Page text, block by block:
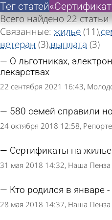
Тег статей
Всего найдено 22 статьи
Связанные: жилье(11)
ветеран (3)выплата (3)
О льготниках,
лекарствах
22 сентября 2021 16:43
580 семей справили
24 октября 2018 12:58
Сертификаты на жилье
31 мая 2018 14:32 Наша Пенза
Кто родился в январе
28 мая 2018 14:37 Наша Пенза
Тег статей